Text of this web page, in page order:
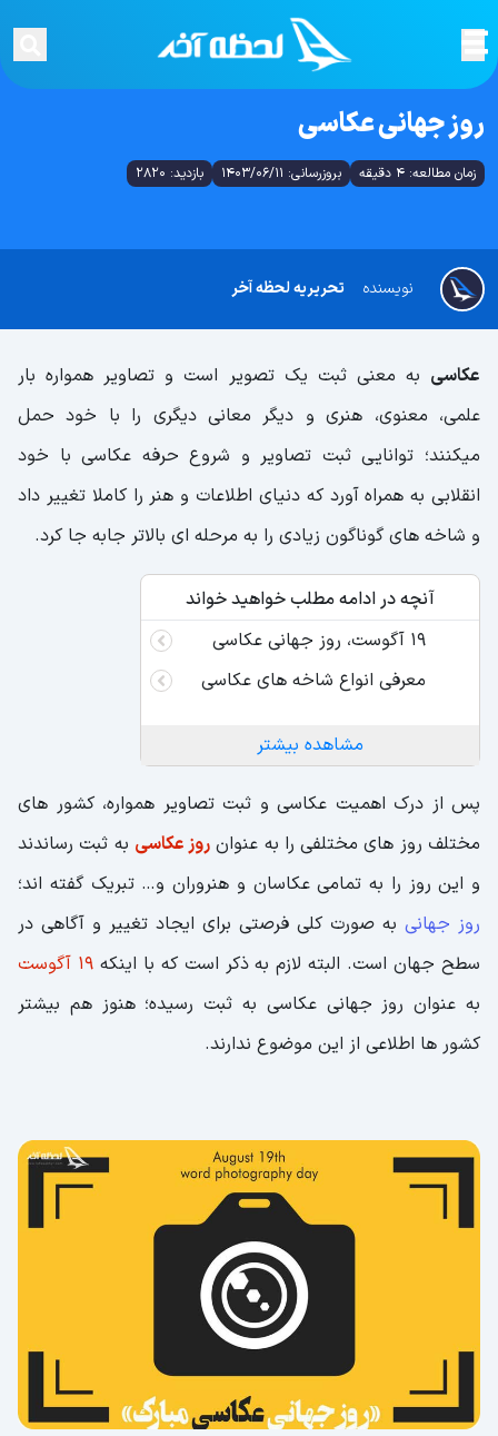
روز جهانی عکاسی
زمان مطالعه: 4 دقیقه بروزرسانی: 1403/06/11 بازدید: 2820
تحریریه لحظه آخر نویسنده
عکاسی به معنی ثبت یک تصویر است و تصاویر همواره بار
علمی، معنوی، هنری و دیگر معانی دیگری را با خود حمل
میکنند؛ توانایی ثبت تصاویر و شروع حرفه عکاسی با خود
انقلابی به همراه آورد که دنیای اطلاعات و هنر را کاملا تغییر داد
و شاخه های گوناگون زیادی را به مرحله ای بالاتر جابه جا کرد.
آنچه در ادامه مطلب خواهید خواند
۱۹ آگوست، روز جهانی عکاسی
معرفی انواع شاخه های عکاسی
مشاهده بیشتر
پس از درک اهمیت عکاسی و ثبت تصاویر همواره، کشور های
مختلف روز های مختلفی را به عنوان روز عکاسی به ثبت رساندند
و این روز را به تمامی عکاسان و هنروران و… تبریک گفته اند؛
روز جهانی به صورت کلی فرصتی برای ایجاد تغییر و آگاهی در
سطح جهان است. البته لازم به ذکر است که با اینکه۱۹ آگوست
به عنوان روز جهانی عکاسی به ثبت رسیده؛ هنوز هم بیشتر
کشور ها اطلاعی از این موضوع ندارند.